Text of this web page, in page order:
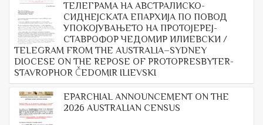
ТЕЛЕГРАМА НА АВСТРАЛИСКО-
СИДНЕЈСКАТА ЕПАРХИЈА ПО ПОВОД
УПОКОЈУВАЊЕТО НА ПРОТОЈЕРЕЈ-
СТАВРОФОР ЧЕДОМИР ИЛИЕВСКИ /
TELEGRAM FROM THE AUSTRALIA–SYDNEY
DIOCESE ON THE REPOSE OF PROTOPRESBYTER-
STAVROPHOR ČEDOMIR ILIEVSKI
EPARCHIAL ANNOUNCEMENT ON THE
2026 AUSTRALIAN CENSUS